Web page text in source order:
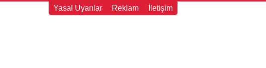
Yasal Uyarılar Reklam İletişim